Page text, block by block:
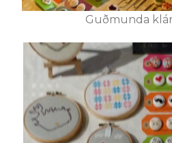
Guðmunda